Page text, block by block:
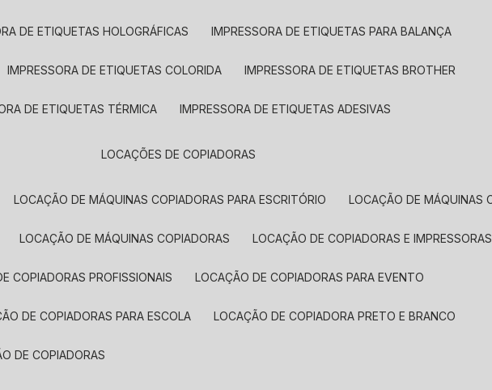
DE ETIQUETAS HOLOGRÁFICAS IMPRESSORA DE ETIQUETAS PARA BALANÇA
IMPRESSORA DE ETIQUETAS COLORIDA IMPRESSORA DE ETIQUETAS BROTHER
DE ETIQUETAS TÉRMICA IMPRESSORA DE ETIQUETAS ADESIVAS
LOCAÇÕES DE COPIADORAS
LOCAÇÃO DE MÁQUINAS COPIADORAS PARA ESCRITÓRIO LOCAÇÃO DE MÁQUINAS
LOCAÇÃO DE MÁQUINAS COPIADORAS LOCAÇÃO DE COPIADORAS E IMPRESSORAS
COPIADORAS PROFISSIONAIS LOCAÇÃO DE COPIADORAS PARA EVENTO
DE COPIADORAS PARA ESCOLA LOCAÇÃO DE COPIADORA PRETO E BRANCO
DE COPIADORAS